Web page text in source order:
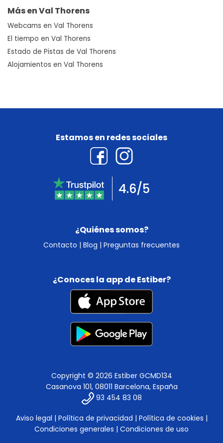
Más en Val Thorens
Webcams en Val Thorens
El tiempo en Val Thorens
Estado de Pistas de Val Thorens
Alojamientos en Val Thorens
¿Quiénes somos?
Contacto | Blog | Preguntas frecuentes
Estamos en redes sociales
4.6/5
¿Conoces la app de Estiber?
Copyright © 2026 Estiber GCMD134
Casanova 101, 08011 Barcelona, España
93 454 83 08
Aviso legal | Política de privacidad | Política de cookies |
Condiciones generales | Condiciones de uso